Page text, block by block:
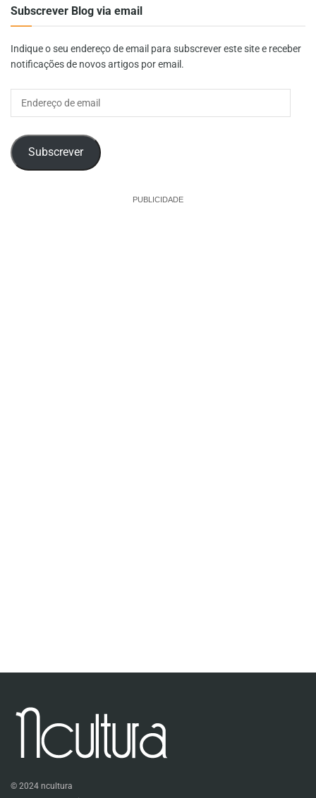
Subscrever Blog via email
Indique o seu endereço de email para subscrever este site e receber
notificações de novos artigos por email.
Endereço
Subscrever
PUBLICIDADE
© 2024 ncultura